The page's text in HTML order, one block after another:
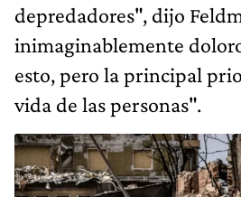
depredadores", dijo
inimaginablemente
esto, pero la principal
vida de las personas".